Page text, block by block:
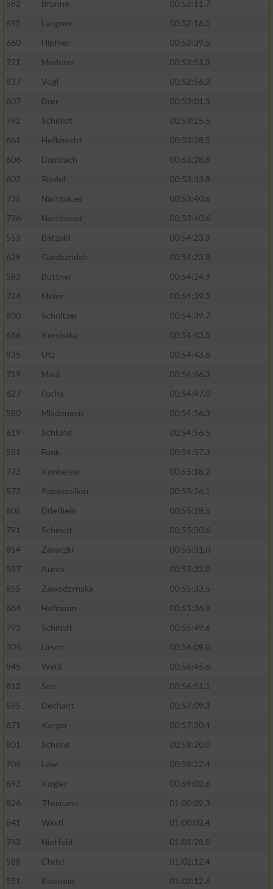
582
Brunno
00:52:11.7
695
Langner
00:52:16.1
660
Hipfner
00:52:39.5
721
Mederer
00:52:51.3
837
Vogl
00:52:56.2
607
Dürr
00:53:01.5
792
Schmidt
00:53:25.5
661
Hofknecht
00:53:28.5
606
Dumbach
00:53:28.8
602
Riedel
00:53:33.8
735
Nachbauer
00:53:40.6
736
Nachbauer
00:53:40.6
553
Bätzold
00:54:23.3
629
Garabandah
00:54:23.8
583
Büttner
00:54:24.9
724
Meier
00:54:39.3
800
Schnitzer
00:54:39.7
686
Korsistka
00:54:43.5
835
Utz
00:54:43.6
719
Maul
00:54:46.3
627
Fuchs
00:54:47.0
580
Mladenovic
00:54:56.3
619
Schlund
00:54:56.5
581
Funk
00:54:57.3
773
Konheiser
00:55:18.2
573
Papavasiliou
00:55:26.1
605
Drießlein
00:55:28.5
791
Schmidt
00:55:30.6
854
Zavaczki
00:55:31.0
547
Aures
00:55:32.0
855
Zawodzynska
00:55:33.5
664
Hofmann
00:55:36.9
793
Schmidt
00:55:49.6
704
Lirsch
00:56:09.0
845
Weiß
00:56:45.6
812
Sen
00:56:51.1
595
Dechant
00:57:09.3
671
Karger
00:57:30.4
801
Schöne
00:58:20.0
709
Löw
00:58:22.4
693
Kugler
00:59:02.6
826
Thumann
01:00:02.3
841
Wastl
01:00:02.4
743
Nietfeld
01:01:28.0
588
Christ
01:02:12.4
551
Baierlein
01:02:12.6
Verwendung reduzierter Daten zur Auswahl
von Werbeanzeigen
Werbung
personalisierter Werbung
von Inhalten
personalisierter Inhalte
Messung der Werbeleistung
Analyse von Zielgruppen durch Statistiken
oder Kombinationen von Daten aus
verschiedenen Quellen
Verwendung reduzierter Daten zur Auswahl
von Inhalten
IAB-Besonderheiten:
Verwendung genauer Standortdaten
Geräte anhand von aktiv angeforderten
Informationen identifizieren
Notwendig